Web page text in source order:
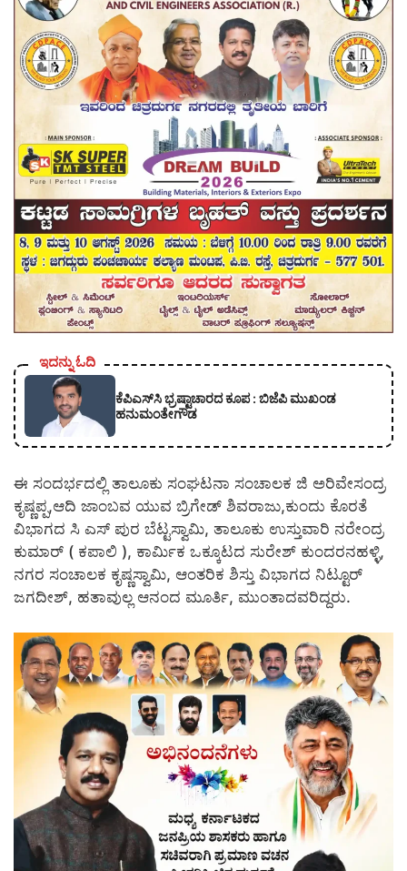
ಇದನ್ನು ಓದಿ
ಕೆಪಿಎಸ್‍ಸಿ ಭ್ರಷ್ಟಾಚಾರದ ಕೂಪ : ಬಿಜೆಪಿ ಮುಖಂಡ
ಹನುಮಂತೇಗೌಡ
ಈ ಸಂದರ್ಭದಲ್ಲಿ ತಾಲೂಕು ಸಂಘಟನಾ ಸಂಚಾಲಕ ಜಿ ಅರಿವೇಸಂದ್ರ
ಕೃಷ್ಣಪ್ಪ,ಆದಿ ಜಾಂಬವ ಯುವ ಬ್ರಿಗೇಡ್ ಶಿವರಾಜು,ಕುಂದು ಕೊರತೆ
ವಿಭಾಗದ ಸಿ ಎಸ್ ಪುರ ಬೆಟ್ಟಸ್ವಾಮಿ, ತಾಲೂಕು ಉಸ್ತುವಾರಿ ನರೇಂದ್ರ
ಕುಮಾರ್ ( ಕಪಾಲಿ ), ಕಾರ್ಮಿಕ ಒಕ್ಕೂಟದ ಸುರೇಶ್ ಕುಂದರನಹಳ್ಳಿ,
ನಗರ ಸಂಚಾಲಕ ಕೃಷ್ಣಸ್ವಾಮಿ, ಆಂತರಿಕ ಶಿಸ್ತು ವಿಭಾಗದ ನಿಟ್ಟೂರ್
ಜಗದೀಶ್, ಹತಾವುಲ್ಲ ಆನಂದ ಮೂರ್ತಿ, ಮುಂತಾದವರಿದ್ದರು.